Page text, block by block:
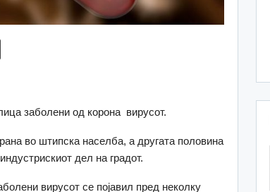
заболени од корона вирусот.
во штипска населба, а другата половина
дел на градот.
вирусот се појавил пред неколку